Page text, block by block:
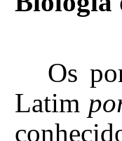
Os
Latim